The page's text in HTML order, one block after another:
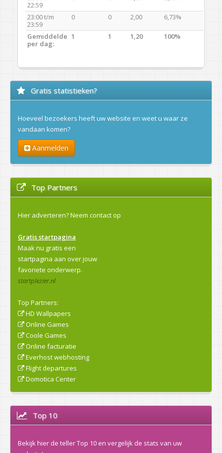
22:59
23:00 t/m
23:59
0 0 2,00 6,73%
Gemiddelde
per dag:
1 1 1,20 100%
Gratis statistieken?
Hoeveel bezoekers heeft uw website en weet u waar ze
vandaan komen?
Aanmelden
Top Partners
Hier adverteren?Neem contact op
Gratis startpagina
Maak nu gratis een
startpagina aan over jouw
favoriete onderwerp.
startplezier.nl
Top Partners:
HD Wallpapers
Online Games
Coole Games
Online facturatie
Everhost webhosting
Flight departures
Domotica Center
Top 10
Bekijk hier de teller Top 10 en vergelijk de stats van uw